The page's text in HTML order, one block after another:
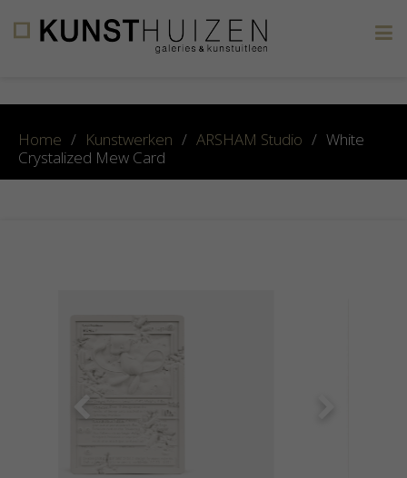
Home / Kunstwerken / ARSHAM Studio / White
Crystalized Mew Card